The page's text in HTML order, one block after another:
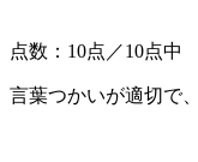
点数：10点／10点中
言葉つかいが適切で